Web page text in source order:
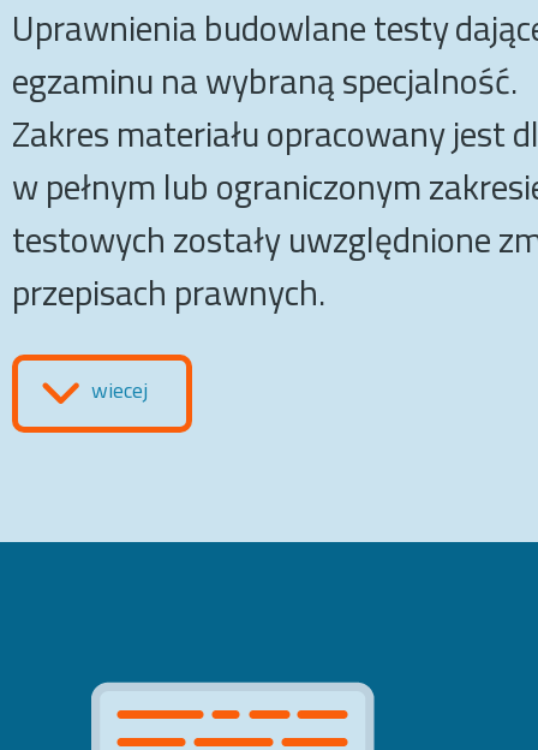
Uprawnienia budowlane testy
egzaminu na wybraną specjalność.
Zakres materiału opracowany jest
w pełnym lub ograniczonym
testowych zostały uwzględnione
przepisach prawnych.
wiecej